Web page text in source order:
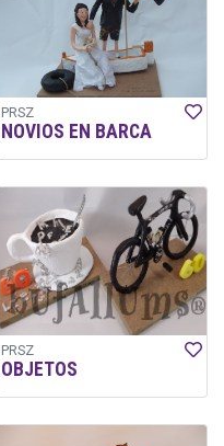
PRSZ
NOVIOS EN BARCA
PRSZ
OBJETOS